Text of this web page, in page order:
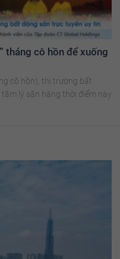
tháng cô hồn để xuống
cô hồn), thị trường bất
tâm lý săn hàng thời điểm này